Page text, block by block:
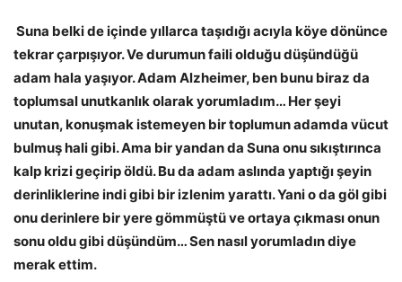
Suna belki de içinde yıllarca taşıdığı acıyla köye dönünce
tekrar çarpışıyor. Ve durumun faili olduğu düşündüğü
adam hala yaşıyor. Adam Alzheimer, ben bunu biraz da
toplumsal unutkanlık olarak yorumladım… Her şeyi
unutan, konuşmak istemeyen bir toplumun adamda vücut
bulmuş hali gibi. Ama bir yandan da Suna onu sıkıştırınca
kalp krizi geçirip öldü. Bu da adam aslında yaptığı şeyin
derinliklerine indi gibi bir izlenim yarattı. Yani o da göl gibi
onu derinlere bir yere gömmüştü ve ortaya çıkması onun
sonu oldu gibi düşündüm… Sen nasıl yorumladın diye
merak ettim.